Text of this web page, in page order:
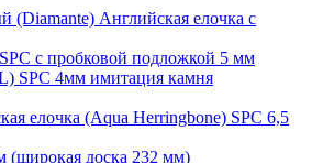
(Diamante) Английская елочка с
с пробковой подложкой 5 мм
SPC 4мм имитация камня
елочка (Aqua Herringbone) SPC 6,5
(широкая доска 232 мм)